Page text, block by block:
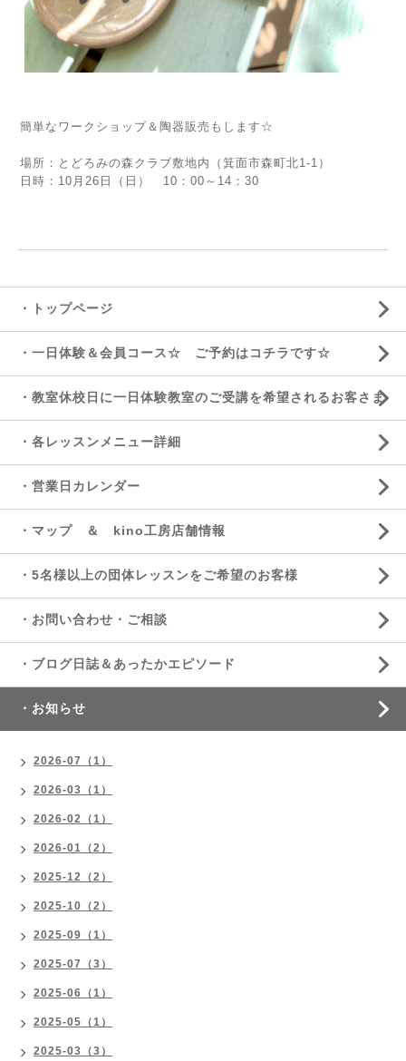
簡単なワークショップ＆陶器販売もします☆
場所：とどろみの森クラブ敷地内（箕面市森町北1‐1）
日時：10月26日（日） 10：00～14：30
・トップページ
・一日体験＆会員コース☆ ご予約はコチラです☆
・教室休校日に一日体験教室のご受講を希望されるお客さま
・各レッスンメニュー詳細
・営業日カレンダー
・マップ ＆ kino工房店舗情報
・5名様以上の団体レッスンをご希望のお客様
・お問い合わせ・ご相談
・ブログ日誌＆あったかエピソード
・お知らせ
2026-07（1）
2026-03（1）
2026-02（1）
2026-01（2）
2025-12（2）
2025-10（2）
2025-09（1）
2025-07（3）
2025-06（1）
2025-05（1）
2025-03（3）